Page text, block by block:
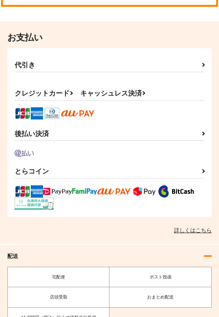
INTX Rec.
1,415円（税込） 1,572 円（税込）
鍵山雛
Amateras Records
1,257 円（税込）
お支払い
代引き
クレジットカード キャッシュレス決済
後払い決済
とらコイン
詳しくはこちら
配送
宅配便 ポスト投函
店頭受取 おまとめ配送